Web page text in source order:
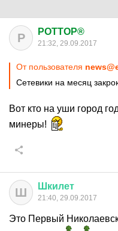
P POTTOP®
21:32, 29.09.2017
От пользователя
Сетевики на месяц
Вот кто на уши город
минеры!
Ш Шкилет
21:40, 29.09.2017
Это Первый